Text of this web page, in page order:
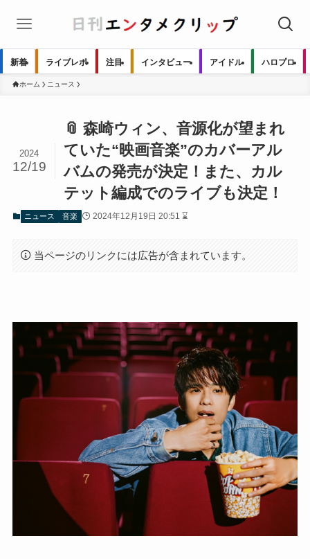
新着 ライブレポ 注目 インタビュー アイドル ハロプロ
ホーム ニュース
📎 森崎ウィン、音源化が望まれ
ていた“映画音楽”のカバーアル
バムの発売が決定！また、カル
テット編成でのライブも決定！
2024
12/19
ニュース 音楽 2024年12月19日 20:51 ⌛
当ページのリンクには広告が含まれています。